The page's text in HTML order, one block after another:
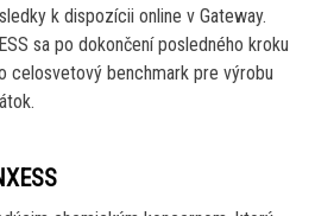
k dispozícii online v Gateway.
sa po dokončení posledného kroku
celosvetový benchmark pre výrobu